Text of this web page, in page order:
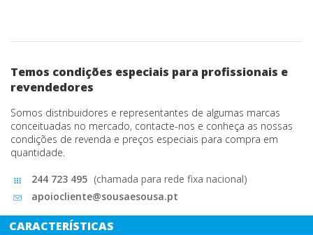
Temos condições especiais para profissionais e
revendedores
Somos distribuidores e representantes de algumas marcas
conceituadas no mercado, contacte-nos e conheça as nossas
condições de revenda e preços especiais para compra em
quantidade.
244 723 495 (chamada para rede fixa nacional)
apoiocliente@sousaesousa.pt
CARACTERÍSTICAS